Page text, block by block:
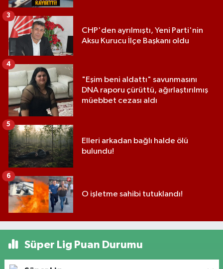
CHP'den ayrılmıştı, Yeni Parti'nin
Aksu Kurucu İlçe Başkanı oldu
3
"Eşim beni aldattı" savunmasını
DNA raporu çürüttü, ağırlaştırılmış
müebbet cezası aldı
4
Elleri arkadan bağlı halde ölü
bulundu!
5
O işletme sahibi tutuklandı!
6
Süper Lig Puan Durumu